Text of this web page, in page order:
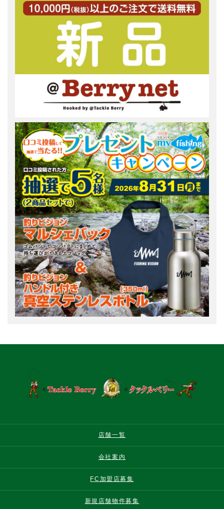
店舗一覧
会社案内
FC加盟店募集
新規店舗物件募集